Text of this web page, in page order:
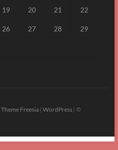
19 20 21 22
26 27 28 29
Theme Freesia| WordPress| ©